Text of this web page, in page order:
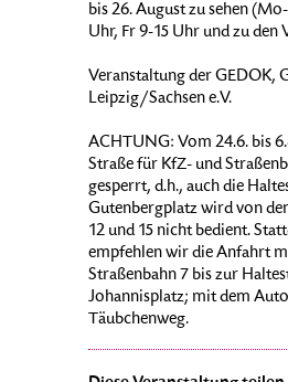
bis 26. August zu sehen
Uhr, Fr 9-15 Uhr und zu den
Veranstaltung der GEDOK,
Leipzig/Sachsen e.V.
ACHTUNG: Vom 24.6. bis
Straße für KfZ- und
gesperrt, d.h., auch die
Gutenbergplatz wird von
12 und 15 nicht bedient.
empfehlen wir die Anfahrt
Straßenbahn 7 bis zur
Johannisplatz; mit dem
Täubchenweg.